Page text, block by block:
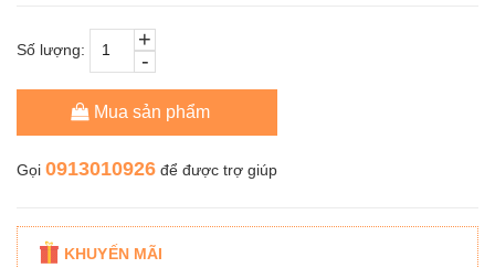
Số lượng: -
+
Mua sản phẩm
Gọi 0913010926 để được trợ giúp
KHUYẾN MÃI